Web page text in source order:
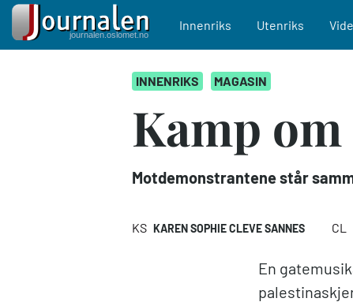
Main navigation
Innenriks Utenriks
INNENRIKS MAGASIN
Kamp
Motdemonstrantene står
KS KAREN SOPHIE CLEVE SANNES CL
En